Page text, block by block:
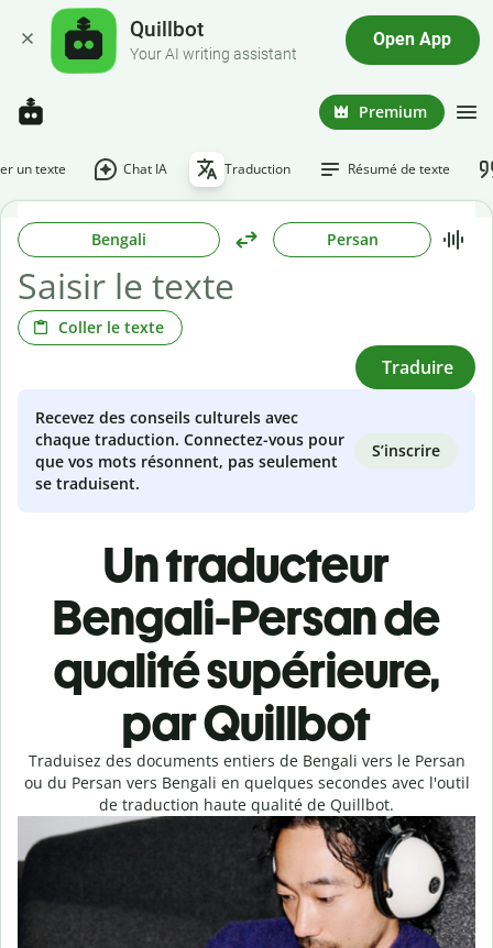
Quillbot
Your AI writing assistant
Open App
Premium
un texte Chat IA Traduction Résumé de texte
Bengali Persan
Coller le texte
Traduire
Recevez des conseils culturels avec
chaque traduction. Connectez-vous pour
que vos mots résonnent, pas seulement
se traduisent.
S’inscrire
Un traducteur
Bengali-Persan de
qualité supérieure,
par Quillbot
Traduisez des documents entiers de Bengali vers le Persan
ou du Persan vers Bengali en quelques secondes avec l'outil
de traduction haute qualité de Quillbot.